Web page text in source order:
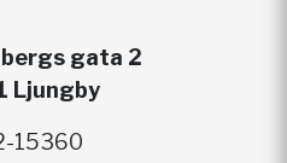
gata 2
Ljungby
15360